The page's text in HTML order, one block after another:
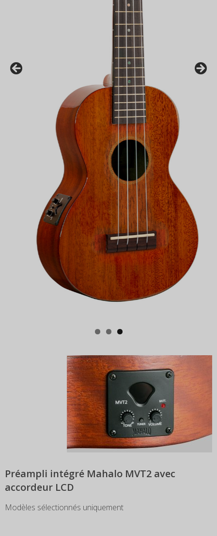
Préampli intégré Mahalo MVT2 avec
accordeur LCD
Modèles sélectionnés uniquement